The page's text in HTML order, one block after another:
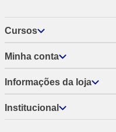
Cursos
Minha conta
Informações da loja
Institucional